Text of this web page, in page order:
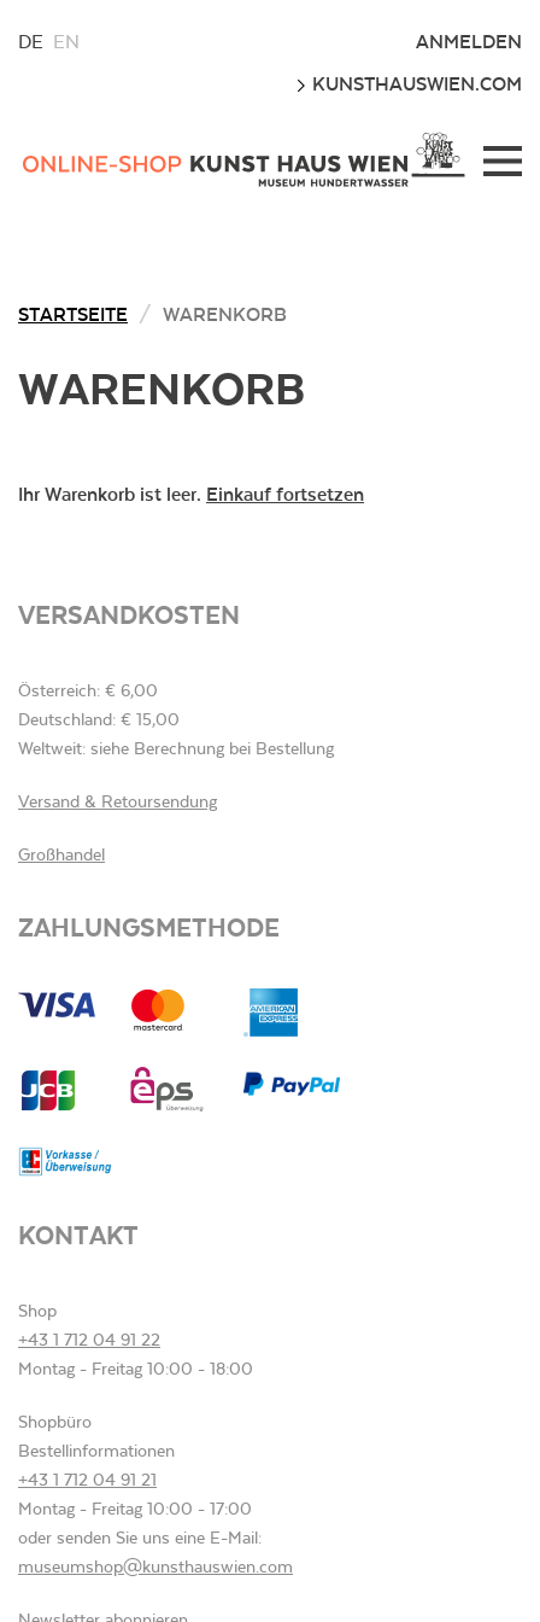
WÄHLEN
DIESE
DE EN
ANMELDEN
KUNSTHAUSWIEN.COM
Wien
STARTSEITE WARENKORB
WARENKORB
Ihr Warenkorb ist leer. Einkauf fortsetzen
VERSANDKOSTEN
Österreich: € 6,00
Deutschland: € 15,00
Weltweit: siehe Berechnung bei Bestellung
Versand & Retoursendung
Großhandel
ZAHLUNGSMETHODE
KONTAKT
Shop
+43 1 712 04 91 22
Montag - Freitag 10:00 - 18:00
Shopbüro
Bestellinformationen
+43 1 712 04 91 21
Montag - Freitag 10:00 - 17:00
oder senden Sie uns eine E-Mail:
museumshop@kunsthauswien.com